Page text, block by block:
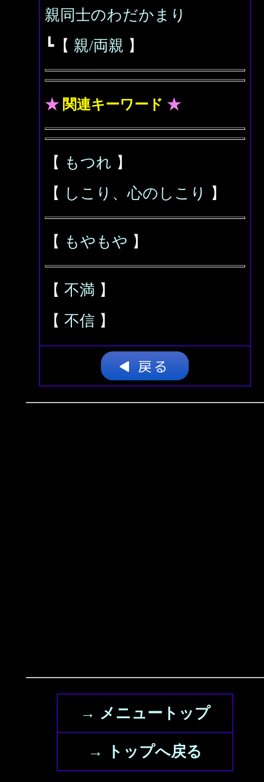
親同士のわだかまり
┗【 親/両親 】
★ 関連キーワード ★
【 もつれ 】
【 しこり、心のしこり 】
【 もやもや 】
【 不満 】
【 不信 】
→ メニュートップ
→ トップへ戻る